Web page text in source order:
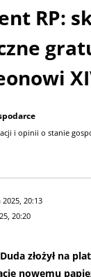
RP:
i opinii o stanie
20:13
20:20
złożył na
nowemu